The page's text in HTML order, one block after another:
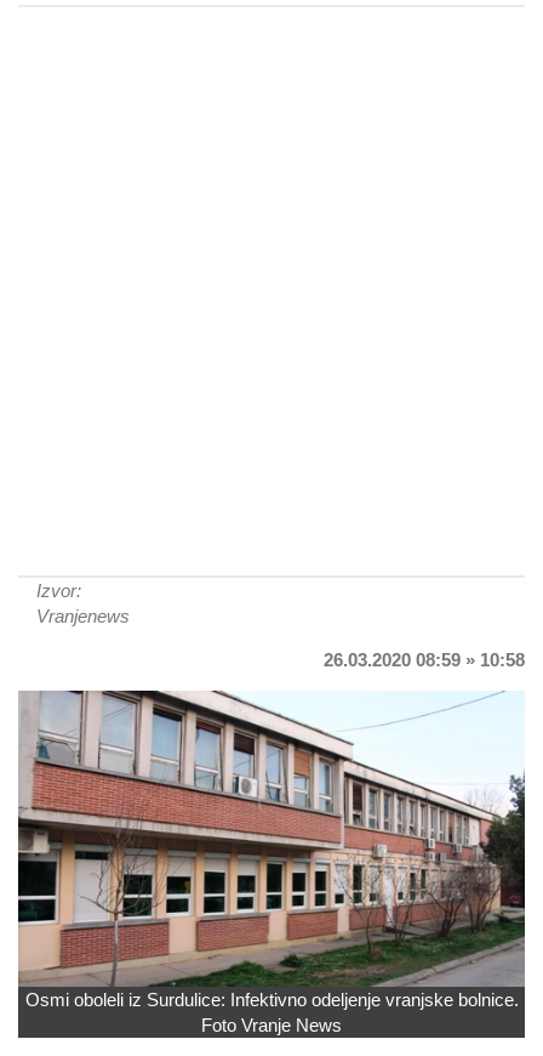
Izvor:
Vranjenews
26.03.2020 08:59 » 10:58
Osmi oboleli iz Surdulice: Infektivno odeljenje vranjske bolnice.
Foto Vranje News